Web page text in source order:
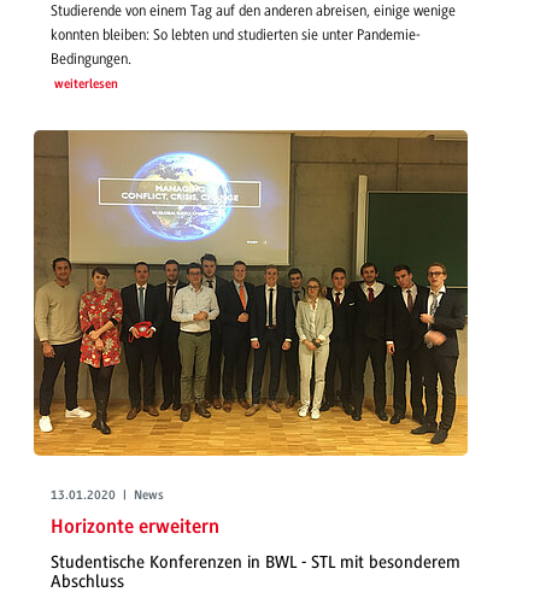
Studierende von einem Tag auf den anderen abreisen, einige wenige
konnten bleiben: So lebten und studierten sie unter Pandemie-
Bedingungen.
weiterlesen
13.01.2020 | News
Horizonte erweitern
Studentische Konferenzen in BWL - STL mit besonderem
Abschluss